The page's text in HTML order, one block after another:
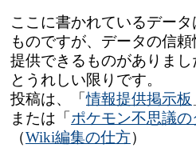
ここに書かれているデー
ものですが、データの信
提供できるものがありま
とうれしい限りです。
投稿は、「情報提供掲示板
または「 ポケモン不思議
（Wiki編集の仕方）